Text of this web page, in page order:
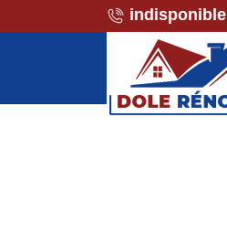
indisponible